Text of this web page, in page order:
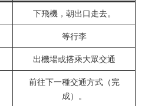
下飛機，朝出口走去。
等行李
出機場或搭乘大眾交通
前往下一種交通方式（完
成）。